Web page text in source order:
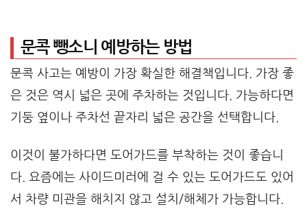
문콕 뺑소니 예방하는 방법
문콕 사고는 예방이 가장 확실한 해결책입니다. 가장 좋
은 것은 역시 넓은 곳에 주차하는 것입니다. 가능하다면
기둥 옆이나 주차선 끝자리 넓은 공간을 선택합니다.
이것이 불가하다면 도어가드를 부착하는 것이 좋습니
다. 요즘에는 사이드미러에 걸 수 있는 도어가드도 있어
서 차량 미관을 해치지 않고 설치/해체가 가능합니다.